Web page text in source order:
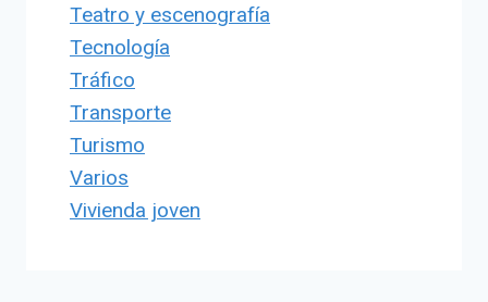
Teatro y escenografía
Tecnología
Tráfico
Transporte
Turismo
Varios
Vivienda joven